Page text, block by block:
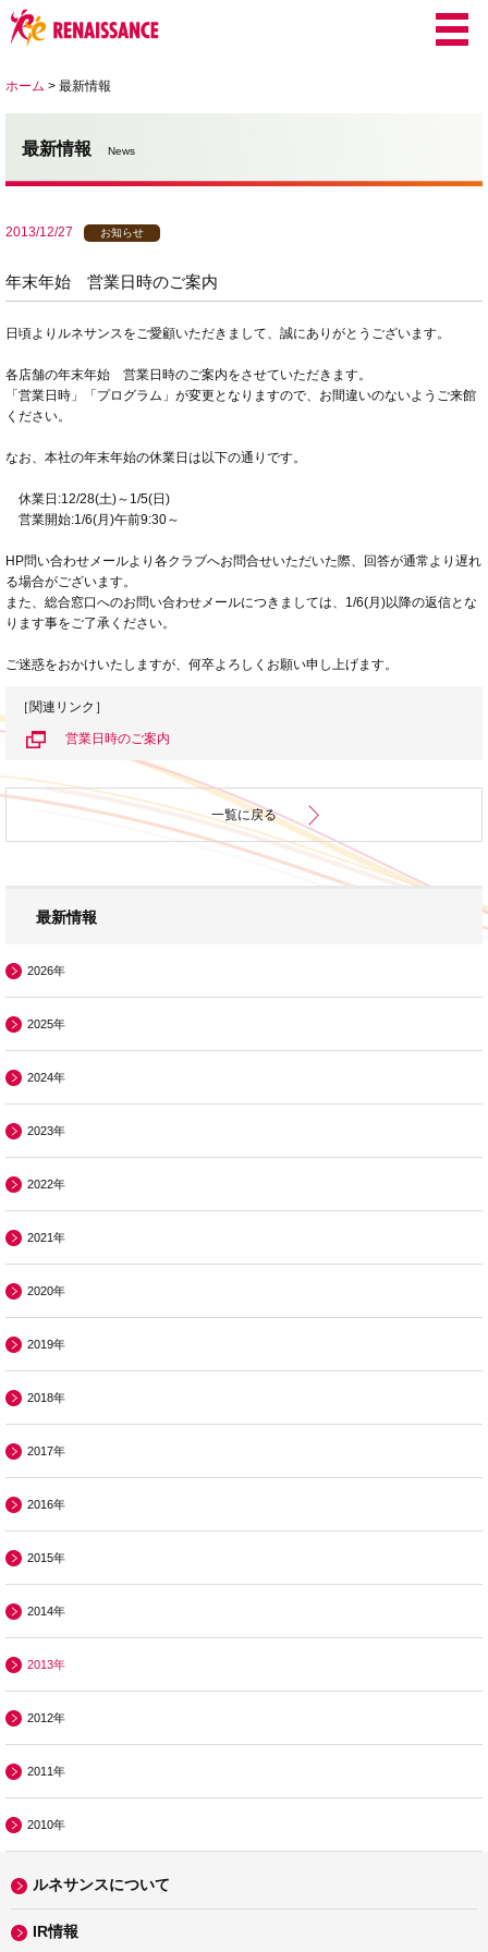
ホーム > 最新情報
最新情報 News
2013/12/27 お知らせ
年末年始 営業日時のご案内
日頃よりルネサンスをご愛顧いただきまして、誠にありがとうございます。
各店舗の年末年始 営業日時のご案内をさせていただきます。
「営業日時」「プログラム」が変更となりますので、お間違いのないようご来館
ください。
なお、本社の年末年始の休業日は以下の通りです。
休業日:12/28(土)～1/5(日)
営業開始:1/6(月)午前9:30～
HP問い合わせメールより各クラブへお問合せいただいた際、回答が通常より遅れ
る場合がございます。
また、総合窓口へのお問い合わせメールにつきましては、1/6(月)以降の返信とな
ります事をご了承ください。
ご迷惑をおかけいたしますが、何卒よろしくお願い申し上げます。
［関連リンク］
営業日時のご案内
一覧に戻る
最新情報
2026年
2025年
2024年
2023年
2022年
2021年
2020年
2019年
2018年
2017年
2016年
2015年
2014年
2013年
2012年
2011年
2010年
ルネサンスについて
IR情報